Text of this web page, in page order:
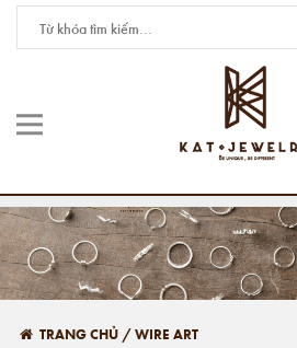
TRANG CHỦ /WIRE ART